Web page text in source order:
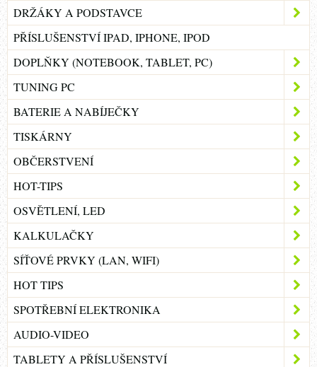
DRŽÁKY A PODSTAVCE
PŘÍSLUŠENSTVÍ IPAD, IPHONE, IPOD
DOPLŇKY (NOTEBOOK, TABLET, PC)
TUNING PC
BATERIE A NABÍJEČKY
TISKÁRNY
OBČERSTVENÍ
HOT-TIPS
OSVĚTLENÍ, LED
KALKULAČKY
SÍŤOVÉ PRVKY (LAN, WIFI)
HOT TIPS
SPOTŘEBNÍ ELEKTRONIKA
AUDIO-VIDEO
TABLETY A PŘÍSLUŠENSTVÍ